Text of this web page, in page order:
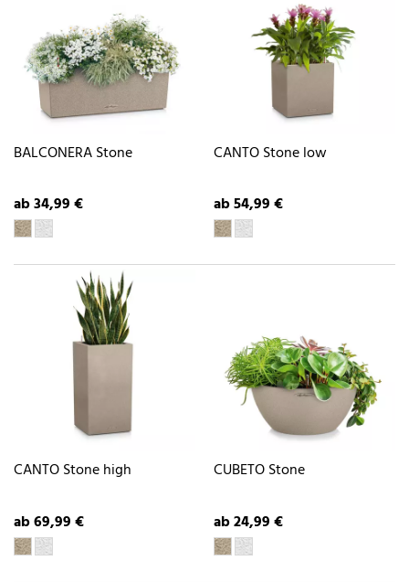
BALCONERA Stone
ab 34,99 €
CANTO Stone low
ab 54,99 €
CANTO Stone high
ab 69,99 €
CUBETO Stone
ab 24,99 €